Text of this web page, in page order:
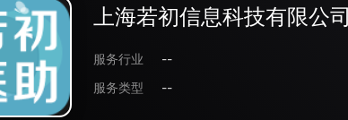
上海若初信息科技有限公司
服务行业
--
服务类型
--